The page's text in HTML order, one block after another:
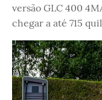
versão GLC 400
chegar a até 715